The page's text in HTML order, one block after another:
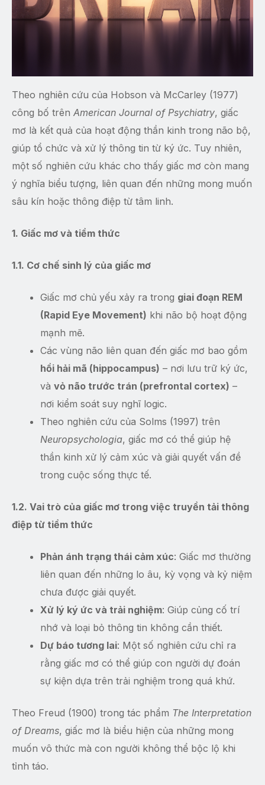
Theo nghiên cứu của Hobson và McCarley (1977)
công bố trên American Journal of Psychiatry, giấc
mơ là kết quả của hoạt động thần kinh trong não bộ,
giúp tổ chức và xử lý thông tin từ ký ức. Tuy nhiên,
một số nghiên cứu khác cho thấy giấc mơ còn mang
ý nghĩa biểu tượng, liên quan đến những mong muốn
sâu kín hoặc thông điệp từ tâm linh.
1. Giấc mơ và tiềm thức
1.1. Cơ chế sinh lý của giấc mơ
Giấc mơ chủ yếu xảy ra trong giai đoạn REM
(Rapid Eye Movement) khi não bộ hoạt động
mạnh mẽ.
Các vùng não liên quan đến giấc mơ bao gồm
hồi hải mã (hippocampus) – nơi lưu trữ ký ức,
và vỏ não trước trán (prefrontal cortex) –
nơi kiểm soát suy nghĩ logic.
Theo nghiên cứu của Solms (1997) trên
Neuropsychologia, giấc mơ có thể giúp hệ
thần kinh xử lý cảm xúc và giải quyết vấn đề
trong cuộc sống thực tế.
1.2. Vai trò của giấc mơ trong việc truyền tải thông
điệp từ tiềm thức
Phản ánh trạng thái cảm xúc: Giấc mơ thường
liên quan đến những lo âu, kỳ vọng và kỷ niệm
chưa được giải quyết.
Xử lý ký ức và trải nghiệm: Giúp củng cố trí
nhớ và loại bỏ thông tin không cần thiết.
Dự báo tương lai: Một số nghiên cứu chỉ ra
rằng giấc mơ có thể giúp con người dự đoán
sự kiện dựa trên trải nghiệm trong quá khứ.
Theo Freud (1900) trong tác phẩm The Interpretation
of Dreams, giấc mơ là biểu hiện của những mong
muốn vô thức mà con người không thể bộc lộ khi
tỉnh táo.